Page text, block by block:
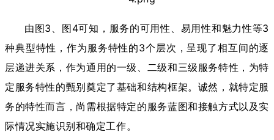
由图3、图4可知，服务的可用性、易用性和魅力性等3
种典型特性，作为服务特性的3个层次，呈现了相互间的逐
层递进关系，作为通用的一级、二级和三级服务特性，为特
定服务特性的甄别奠定了基础和结构框架。诚然，就特定服
务的特性而言，尚需根据特定的服务蓝图和接触方式以及实
际情况实施识别和确定工作。